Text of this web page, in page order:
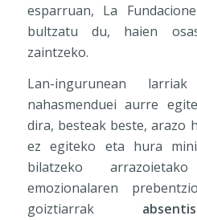
esparruan, La
bultzatu du, haien
zaintzeko.
Lan-ingurunean
nahasmenduei aurre
dira, besteak beste, arazo
ez egiteko eta hura
bilatzeko
emozionalaren
goiztiarrak